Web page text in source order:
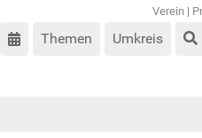
Verein |
Themen Umkreis